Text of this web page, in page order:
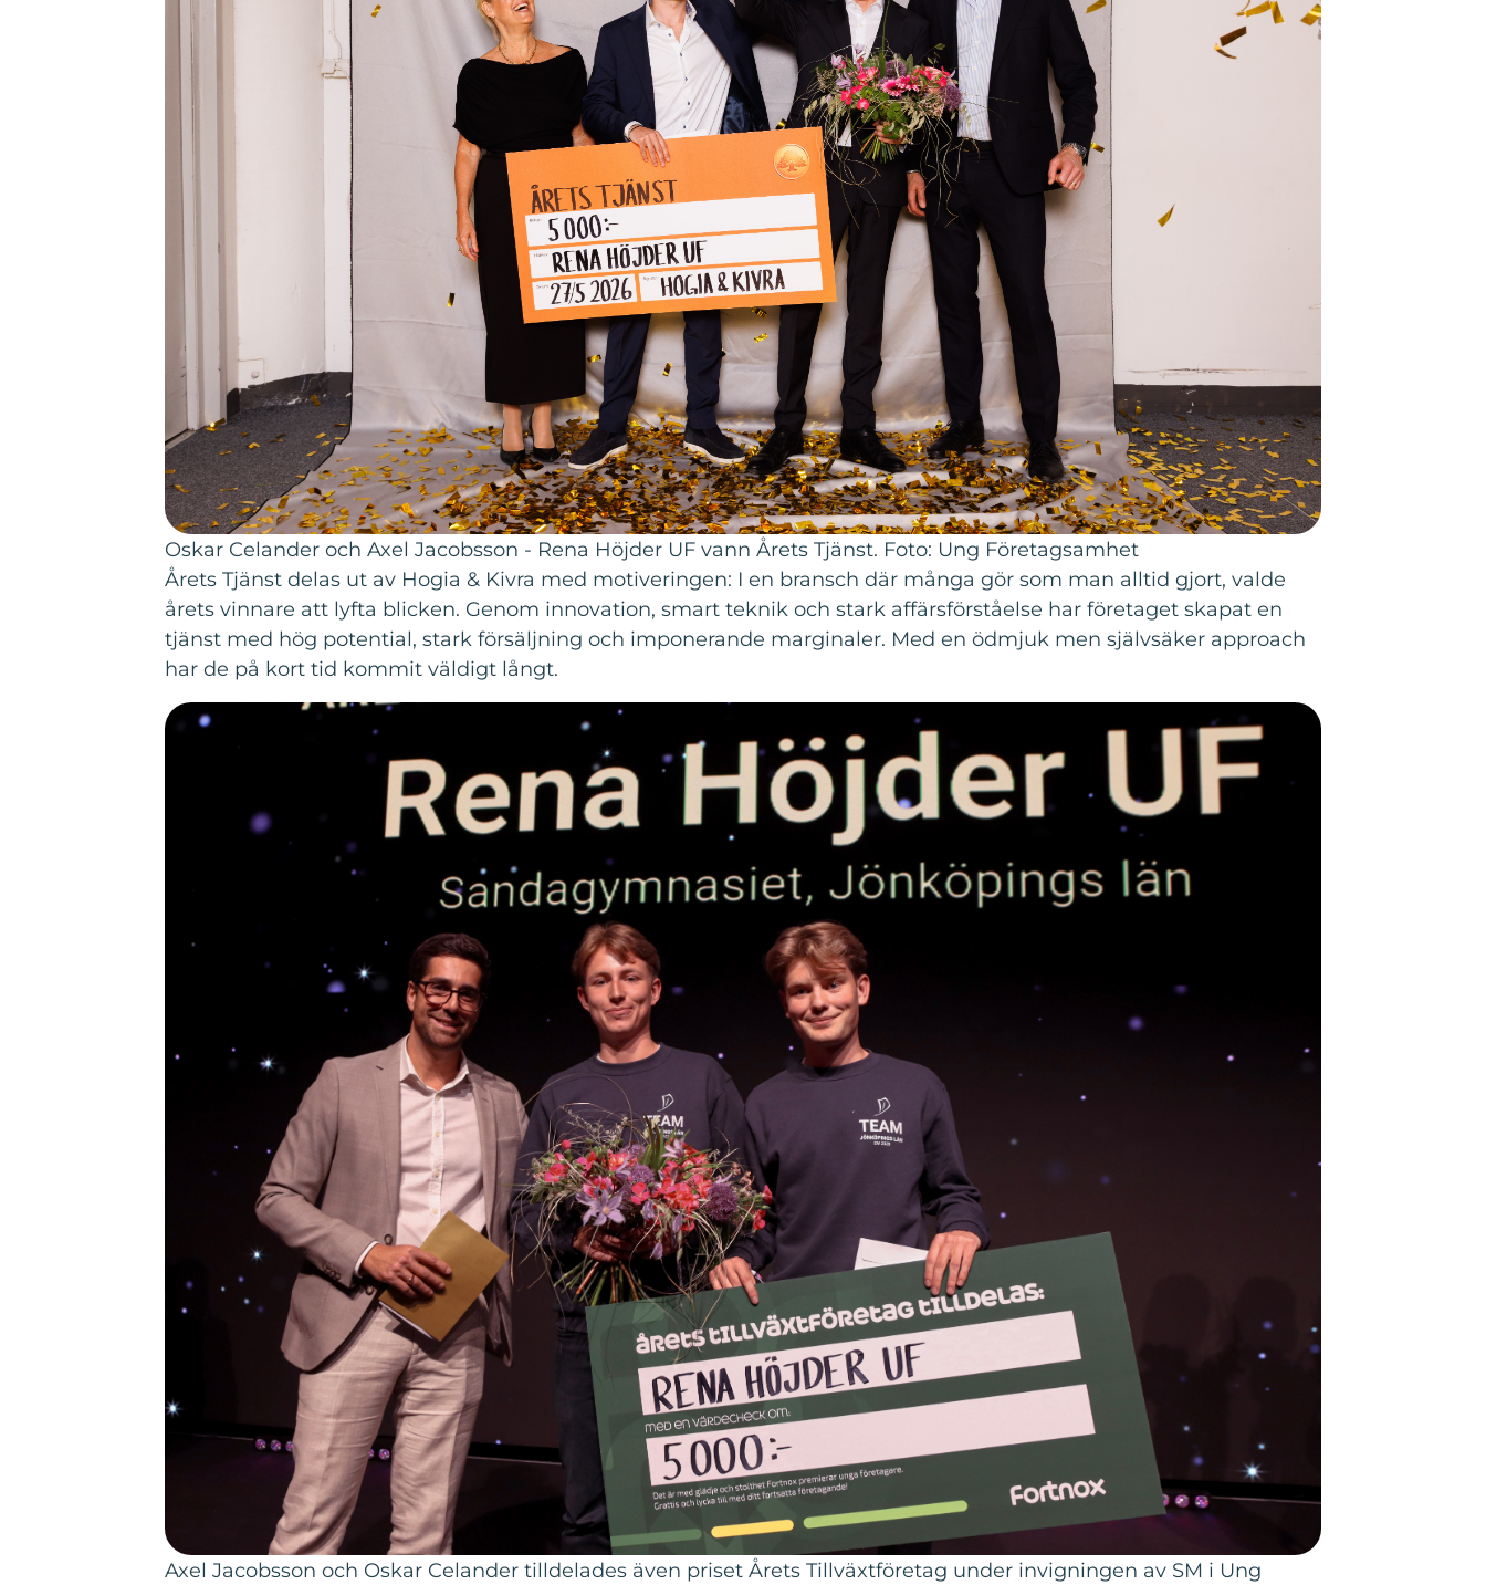
Oskar Celander och Axel Jacobsson - Rena Höjder UF vann Årets Tjänst. Foto: Ung Företagsamhet
Årets Tjänst delas ut av Hogia & Kivra med motiveringen: I en bransch där många gör som man alltid gjort, valde
årets vinnare att lyfta blicken. Genom innovation, smart teknik och stark affärsförståelse har företaget skapat en
tjänst med hög potential, stark försäljning och imponerande marginaler. Med en ödmjuk men självsäker approach
har de på kort tid kommit väldigt långt.
Axel Jacobsson och Oskar Celander tilldelades även priset Årets Tillväxtföretag under invigningen av SM i Ung